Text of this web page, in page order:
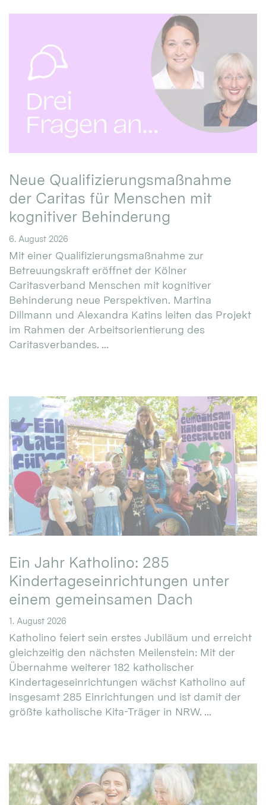
Neue Qualifizierungsmaßnahme
der Caritas für Menschen mit
kognitiver Behinderung
6. August 2026
Mit einer Qualifizierungsmaßnahme zur
Betreuungskraft eröffnet der Kölner
Caritasverband Menschen mit kognitiver
Behinderung neue Perspektiven. Martina
Dillmann und Alexandra Katins leiten das Projekt
im Rahmen der Arbeitsorientierung des
Caritasverbandes. ...
Ein Jahr Katholino: 285
Kindertageseinrichtungen unter
einem gemeinsamen Dach
1. August 2026
Katholino feiert sein erstes Jubiläum und erreicht
gleichzeitig den nächsten Meilenstein: Mit der
Übernahme weiterer 182 katholischer
Kindertageseinrichtungen wächst Katholino auf
insgesamt 285 Einrichtungen und ist damit der
größte katholische Kita-Träger in NRW. ...